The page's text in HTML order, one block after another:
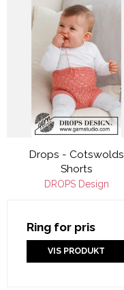
Drops - Cotswolds
Shorts
DROPS Design
Ring for pris
VIS PRODUKT